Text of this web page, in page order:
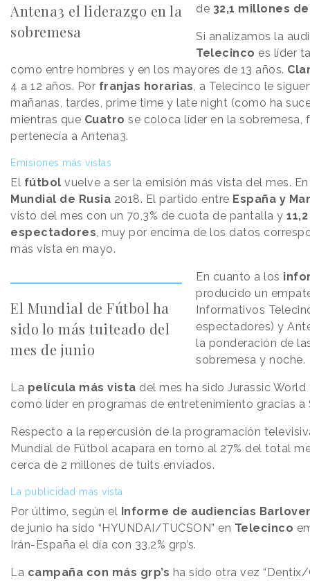
Antena3 el liderazgo en la
sobremesa
de 32,1 millones
Si analizamos la
Telecinco es líder
como entre hombres y en los mayores de 13 años.
4 a 12 años. Por franjas horarias , a Telecinco le
mañanas, tardes, prime time y late night (como ha
mientras que Cuatro se coloca líder en la sobremesa,
pertenecía a Antena3.
Emisiones más vistas
El fútbol vuelve a ser la emisión más vista del mes.
Mundial de Rusia 2018. El partido entre España y
visto del mes con un 70,3% de cuota de pantalla y
espectadores , muy por encima de los datos
más vista en mayo.
El Mundial de Fútbol ha
sido lo más tuiteado del
mes de junio
En cuanto a los
producido un
Informativos
espectadores) y
la ponderación de
sobremesa y noche.
La película más vista del mes ha sido Jurassic
como líder en programas de entretenimiento gracias a
Respecto a la repercusión de la programación
Mundial de Fútbol acapara en torno al 27% del total
cerca de 2 millones de tuits enviados.
La publicidad más vista
Por último, según el Informe de audiencias
de junio ha sido “HYUNDAI/TUCSON” en Telecinco
Irán-España el día con 33.2% grp’s.
La campaña con más grp’s ha sido otra vez